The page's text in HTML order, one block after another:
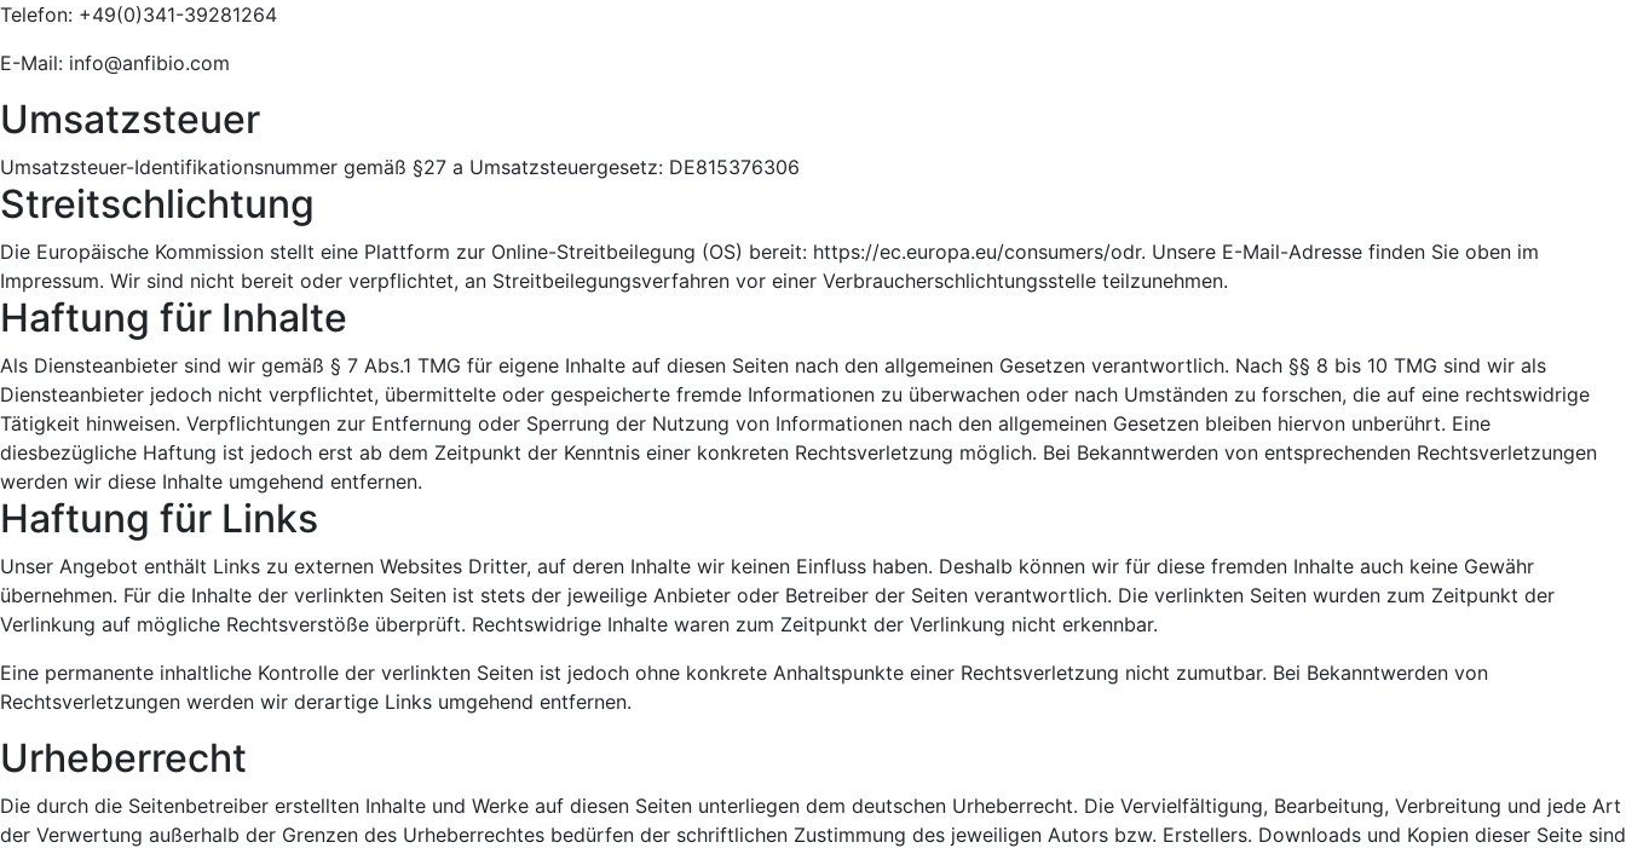
Telefon: +49(0)341-39281264
E-Mail: info@anfibio.com
Umsatzsteuer
Umsatzsteuer-Identifikationsnummer gemäß §27 a Umsatzsteuergesetz: DE815376306
Streitschlichtung
Die Europäische Kommission stellt eine Plattform zur Online-Streitbeilegung (OS) bereit: https://ec.europa.eu/consumers/odr. Unsere E-Mail-Adresse finden Sie oben im
Impressum. Wir sind nicht bereit oder verpflichtet, an Streitbeilegungsverfahren vor einer Verbraucherschlichtungsstelle teilzunehmen.
Haftung für Inhalte
Als Diensteanbieter sind wir gemäß § 7 Abs.1 TMG für eigene Inhalte auf diesen Seiten nach den allgemeinen Gesetzen verantwortlich. Nach §§ 8 bis 10 TMG sind wir als
Diensteanbieter jedoch nicht verpflichtet, übermittelte oder gespeicherte fremde Informationen zu überwachen oder nach Umständen zu forschen, die auf eine rechtswidrige
Tätigkeit hinweisen. Verpflichtungen zur Entfernung oder Sperrung der Nutzung von Informationen nach den allgemeinen Gesetzen bleiben hiervon unberührt. Eine
diesbezügliche Haftung ist jedoch erst ab dem Zeitpunkt der Kenntnis einer konkreten Rechtsverletzung möglich. Bei Bekanntwerden von entsprechenden Rechtsverletzungen
werden wir diese Inhalte umgehend entfernen.
Haftung für Links
Unser Angebot enthält Links zu externen Websites Dritter, auf deren Inhalte wir keinen Einfluss haben. Deshalb können wir für diese fremden Inhalte auch keine Gewähr
übernehmen. Für die Inhalte der verlinkten Seiten ist stets der jeweilige Anbieter oder Betreiber der Seiten verantwortlich. Die verlinkten Seiten wurden zum Zeitpunkt der
Verlinkung auf mögliche Rechtsverstöße überprüft. Rechtswidrige Inhalte waren zum Zeitpunkt der Verlinkung nicht erkennbar.
Eine permanente inhaltliche Kontrolle der verlinkten Seiten ist jedoch ohne konkrete Anhaltspunkte einer Rechtsverletzung nicht zumutbar. Bei Bekanntwerden von
Rechtsverletzungen werden wir derartige Links umgehend entfernen.
Urheberrecht
Die durch die Seitenbetreiber erstellten Inhalte und Werke auf diesen Seiten unterliegen dem deutschen Urheberrecht. Die Vervielfältigung, Bearbeitung, Verbreitung und jede Art
der Verwertung außerhalb der Grenzen des Urheberrechtes bedürfen der schriftlichen Zustimmung des jeweiligen Autors bzw. Erstellers. Downloads und Kopien dieser Seite sind